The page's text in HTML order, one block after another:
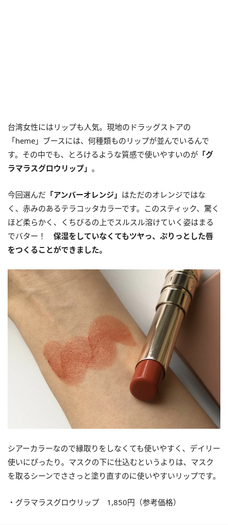
台湾女性にはリップも人気。現地のドラッグストアの
「heme」ブースには、何種類ものリップが並んでいるんで
す。その中でも、とろけるような質感で使いやすいのが 「グ
ラマラスグロウリップ」 。
今回選んだ 「アンバーオレンジ」 はただのオレンジではな
く、赤みのあるテラコッタカラーです。このスティック、驚く
ほど柔らかく、くちびるの上でスルスル溶けていく姿はまる
でバター！ 保湿をしていなくてもツヤっ、ぷりっとした唇
をつくることができました。
シアーカラーなので縁取りをしなくても使いやすく、デイリー
使いにぴったり。マスクの下に仕込むというよりは、マスク
を取るシーンでささっと塗り直すのに使いやすいリップです。
・グラマラスグロウリップ 1,850円（参考価格）